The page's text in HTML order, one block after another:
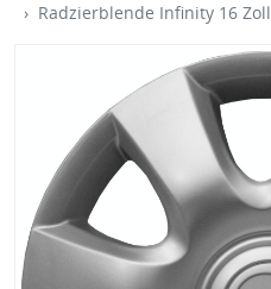
Radzierblende Infinity 16 Zoll